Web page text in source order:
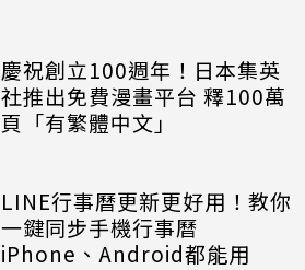
慶祝創立100週年！日本集英
社推出免費漫畫平台 釋100萬
頁「有繁體中文」
LINE行事曆更新更好用！教你
一鍵同步手機行事曆
iPhone、Android都能用